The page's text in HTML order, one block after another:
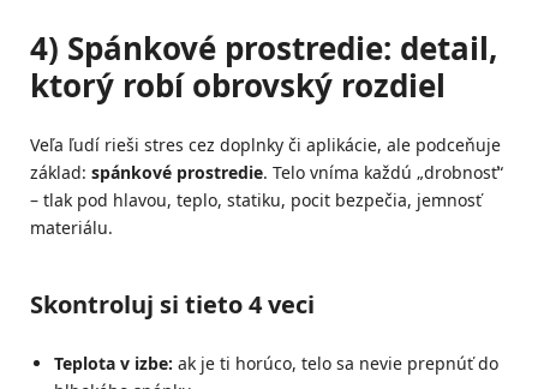
4) Spánkové prostredie: detail,
ktorý robí obrovský rozdiel
Veľa ľudí rieši stres cez doplnky či aplikácie, ale podceňuje
základ: spánkové prostredie. Telo vníma každú „drobnosť“
– tlak pod hlavou, teplo, statiku, pocit bezpečia, jemnosť
materiálu.
Skontroluj si tieto 4 veci
Teplota v izbe: ak je ti horúco, telo sa nevie prepnúť do